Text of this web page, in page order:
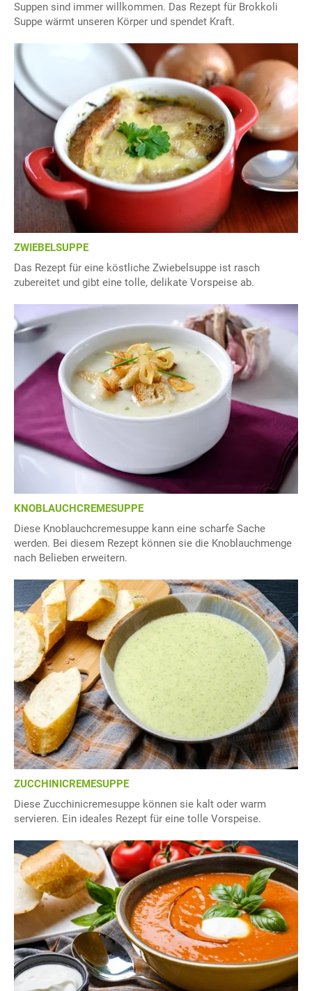
Suppen sind immer willkommen. Das Rezept für Brokkoli
Suppe wärmt unseren Körper und spendet Kraft.
ZWIEBELSUPPE
Das Rezept für eine köstliche Zwiebelsuppe ist rasch
zubereitet und gibt eine tolle, delikate Vorspeise ab.
KNOBLAUCHCREMESUPPE
Diese Knoblauchcremesuppe kann eine scharfe Sache
werden. Bei diesem Rezept können sie die Knoblauchmenge
nach Belieben erweitern.
ZUCCHINICREMESUPPE
Diese Zucchinicremesuppe können sie kalt oder warm
servieren. Ein ideales Rezept für eine tolle Vorspeise.